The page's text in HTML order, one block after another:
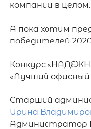
компании в целом.
А пока хотим
победителей
Конкурс
«Лучший офисный
Старший
Ирина
Администратор